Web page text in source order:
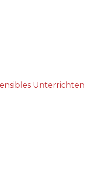
Unterrichten